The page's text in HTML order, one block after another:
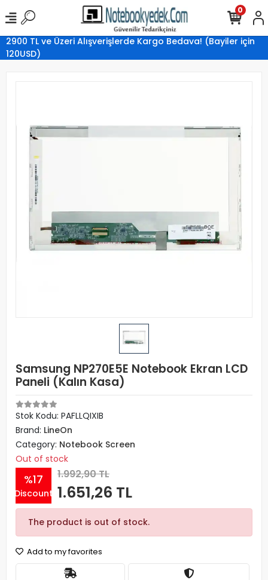
2900 TL ve Üzeri Alışverişlerde Kargo Bedava! (Bayiler için
120USD)
0
Samsung NP270E5E Notebook Ekran LCD
Paneli (Kalın Kasa)
Stok Kodu: PAFLLQIXIB
Brand: LineOn
Category: Notebook Screen
Out of stock
%17
Discount
1.992,90 TL
1.651,26 TL
The product is out of stock.
Add to my favorites